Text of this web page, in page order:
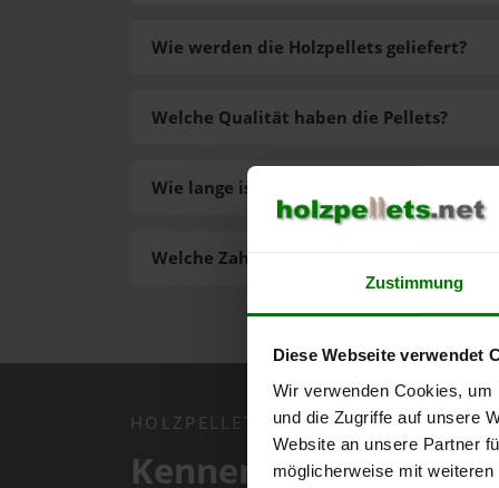
Zustimmung
Diese Webseite verwendet
Wir verwenden Cookies,
und die Zugriffe auf unsere
Website an unsere Partner
möglicherweise mit
Wie werden die Holzpellets geliefert?
Welche Zahlungsarten gibt es?
Welche Qualität haben die Pellets?
Wie lange ist die Lieferzeit der Pellets?
HOLZPELLETS.NET APP
Kennen Sie schon